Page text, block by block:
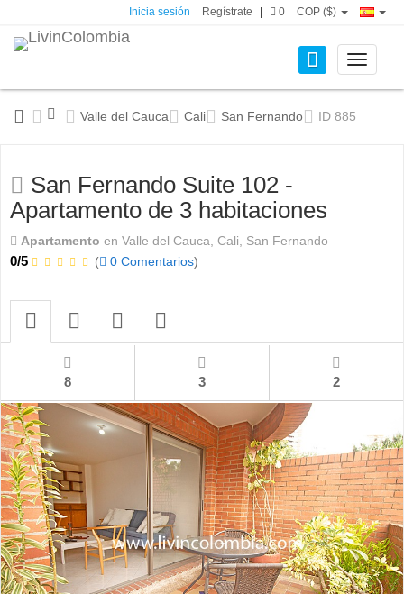
Inicia sesión Regístrate 0 COP ($)
Toggle
Valle del Cauca Cali San Fernando ID 885
San Fernando Suite 102 -
Apartamento de 3 habitaciones
Apartamento en Valle del Cauca, Cali, San Fernando
0/5 ( 0 Comentarios)
8 3 2